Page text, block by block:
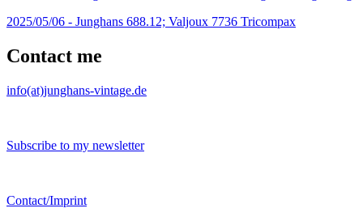
2025/05/06 - Junghans 688.12; Valjoux 7736 Tricompax
Contact me
info(at)junghans-vintage.de
Subscribe to my newsletter
Contact/Imprint